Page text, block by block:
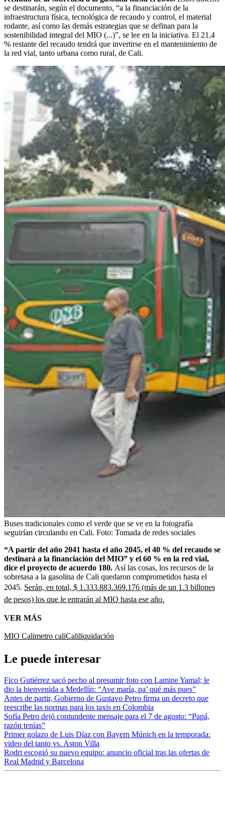
se destinarán, según el documento, “a la financiación de la
infraestructura física, tecnológica de recaudo y control, el material
rodante, así como las demás estrategias que se definan para la
sostenibilidad integral del MIO (...)”, se lee en la iniciativa. El 21,4
% restante del recaudo tendrá que invertirse en el mantenimiento de
la red vial, tanto urbana como rural, de Cali.
Buses tradicionales como el verde que se ve en la fotografía
seguirían circulando en Cali. Foto: Tomada de redes sociales
“A partir del año 2041 hasta el año 2045, el 40 % del recaudo se
destinará a la financiación del MIO” y el 60 % en la red vial,
dice el proyecto de acuerdo 180. Así las cosas, los recursos de la
sobretasa a la gasolina de Cali quedaron comprometidos hasta el
2045. Serán, en total, $ 1.333.883.369.176 (más de un 1.3 billones
de pesos) los que le entrarán al MIO hasta ese año.
VER MÁS
MIO Calimetro caliCaliliquidación
Le puede interesar
Fico Gutiérrez sacó pecho al presumir foto con Lamine Yamal; le
dio la bienvenida a Medellín: “Ave maría, pa’ qué más pues”
Antes de partir, Gobierno de Gustavo Petro firma un decreto que
reescribe las normas para los taxis en Colombia
Sofía Petro dejó contundente mensaje para el 7 de agosto: “Papá,
razón tenías”
Primer golazo de Luis Díaz con Bayern Múnich en la temporada:
video del tanto vs. Aston Villa
Rodri escogió su nuevo equipo: anuncio oficial tras las ofertas de
Real Madrid y Barcelona